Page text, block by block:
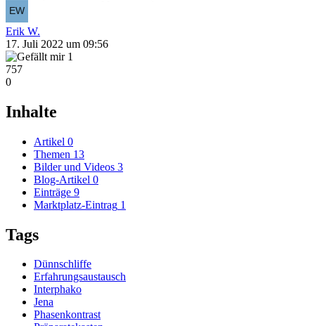
Erik W.
17. Juli 2022 um 09:56
1
757
0
Inhalte
Artikel 0
Themen 13
Bilder und Videos 3
Blog-Artikel 0
Einträge 9
Marktplatz-Eintrag 1
Tags
Dünnschliffe
Erfahrungsaustausch
Interphako
Jena
Phasenkontrast